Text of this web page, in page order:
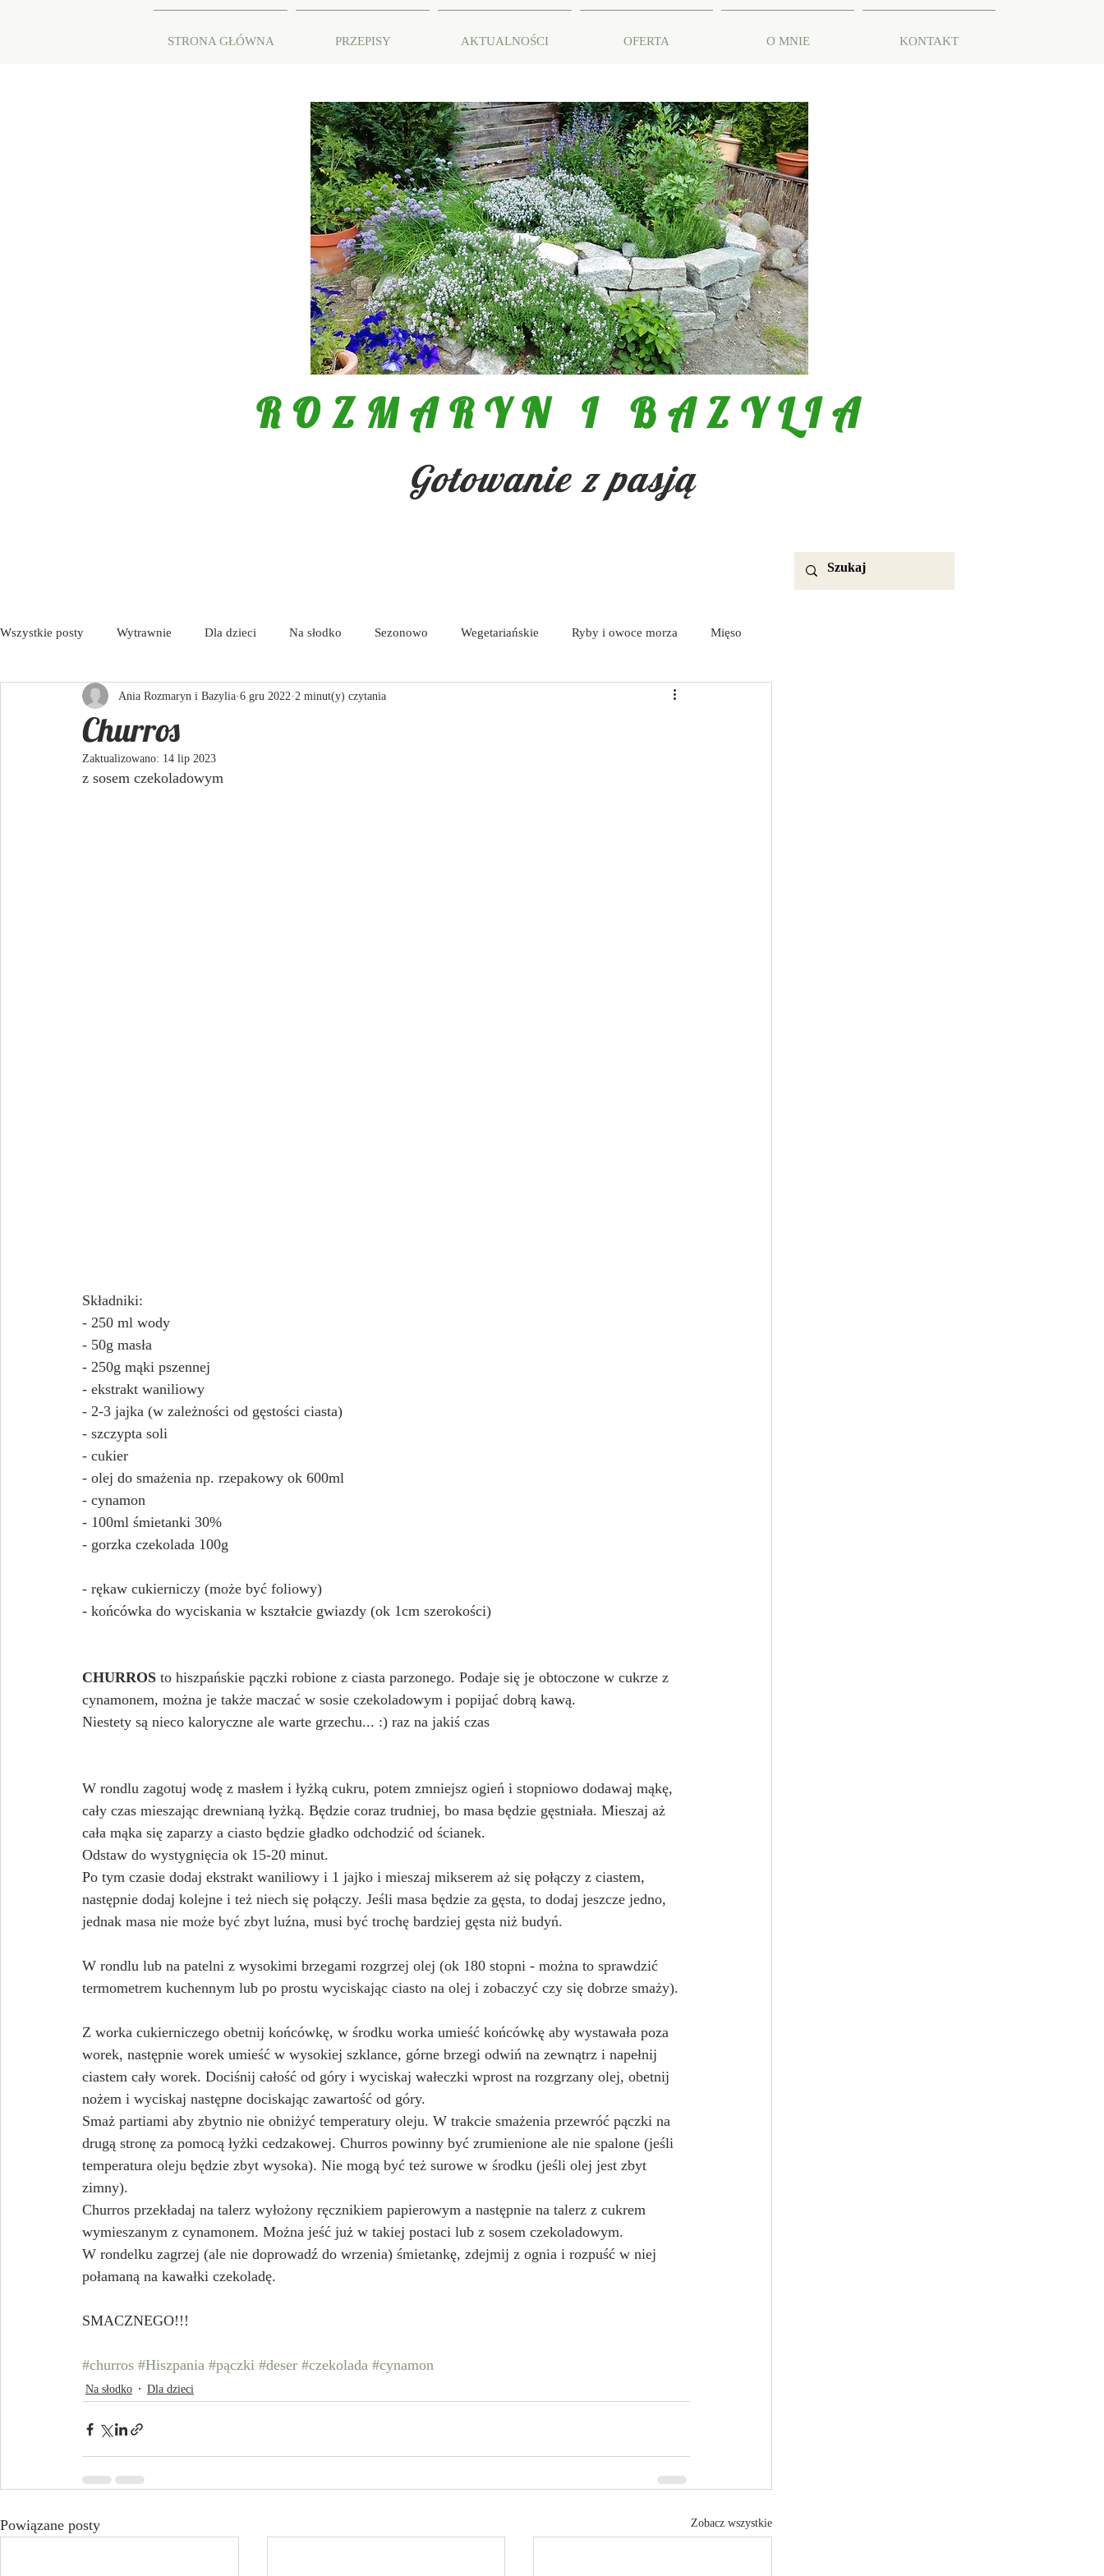
STRONA GŁÓWNA PRZEPISY AKTUALNOŚCI OFERTA O MNIE KONTAKT
ROZMARYN I BAZYLIA
Gotowanie z pasją
Wszystkie posty Wytrawnie Dla dzieci Na słodko Sezonowo Wegetariańskie Ryby i owoce morza Mięso
Tapas / Antipasti Zupy Aktualności Pasty i dipy
Churros
Ania Rozmaryn i Bazylia 6 gru 2022 2 minut(y) czytania
Zaktualizowano: 14 lip 2023
z sosem czekoladowym
Składniki:
- 250 ml wody
- 50g masła
- 250g mąki pszennej
- ekstrakt waniliowy
- 2-3 jajka (w zależności od gęstości ciasta)
- szczypta soli
- cukier
- olej do smażenia np. rzepakowy ok 600ml
- cynamon
- 100ml śmietanki 30%
- gorzka czekolada 100g
- rękaw cukierniczy (może być foliowy)
- końcówka do wyciskania w kształcie gwiazdy (ok 1cm szerokości)
CHURROS to hiszpańskie pączki robione z ciasta parzonego. Podaje się je obtoczone w cukrze z
cynamonem, można je także maczać w sosie czekoladowym i popijać dobrą kawą.
Niestety są nieco kaloryczne ale warte grzechu... :) raz na jakiś czas
W rondlu zagotuj wodę z masłem i łyżką cukru, potem zmniejsz ogień i stopniowo dodawaj mąkę,
cały czas mieszając drewnianą łyżką. Będzie coraz trudniej, bo masa będzie gęstniała. Mieszaj aż
cała mąka się zaparzy a ciasto będzie gładko odchodzić od ścianek.
Odstaw do wystygnięcia ok 15-20 minut.
Po tym czasie dodaj ekstrakt waniliowy i 1 jajko i mieszaj mikserem aż się połączy z ciastem,
następnie dodaj kolejne i też niech się połączy. Jeśli masa będzie za gęsta, to dodaj jeszcze jedno,
jednak masa nie może być zbyt luźna, musi być trochę bardziej gęsta niż budyń.
W rondlu lub na patelni z wysokimi brzegami rozgrzej olej (ok 180 stopni - można to sprawdzić
termometrem kuchennym lub po prostu wyciskając ciasto na olej i zobaczyć czy się dobrze smaży).
Z worka cukierniczego obetnij końcówkę, w środku worka umieść końcówkę aby wystawała poza
worek, następnie worek umieść w wysokiej szklance, górne brzegi odwiń na zewnątrz i napełnij
ciastem cały worek. Dociśnij całość od góry i wyciskaj wałeczki wprost na rozgrzany olej, obetnij
nożem i wyciskaj następne dociskając zawartość od góry.
Smaż partiami aby zbytnio nie obniżyć temperatury oleju. W trakcie smażenia przewróć pączki na
drugą stronę za pomocą łyżki cedzakowej. Churros powinny być zrumienione ale nie spalone (jeśli
temperatura oleju będzie zbyt wysoka). Nie mogą być też surowe w środku (jeśli olej jest zbyt
zimny).
Churros przekładaj na talerz wyłożony ręcznikiem papierowym a następnie na talerz z cukrem
wymieszanym z cynamonem. Można jeść już w takiej postaci lub z sosem czekoladowym.
W rondelku zagrzej (ale nie doprowadź do wrzenia) śmietankę, zdejmij z ognia i rozpuść w niej
połamaną na kawałki czekoladę.
SMACZNEGO!!!
#churros #Hiszpania #pączki #deser #czekolada #cynamon
Na słodko Dla dzieci
Powiązane posty Zobacz wszystkie